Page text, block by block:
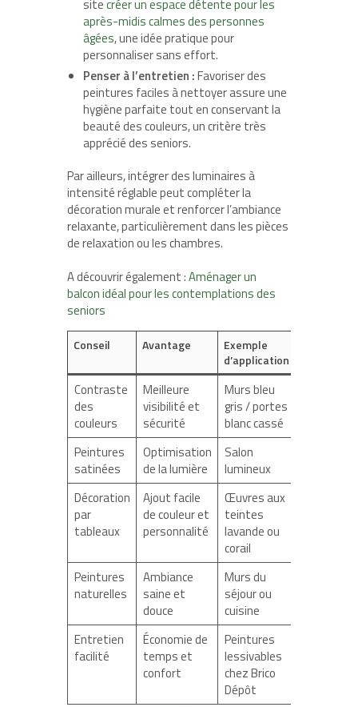
sitecréer un espace détente pour les
après-midis calmes des personnes
âgées, une idée pratique pour
personnaliser sans effort.
Penser à l’entretien :Favoriser des
peintures faciles à nettoyer assure une
hygiène parfaite tout en conservant la
beauté des couleurs, un critère très
apprécié des seniors.
Par ailleurs, intégrer des luminaires à
intensité réglable peut compléter la
décoration murale et renforcer l’ambiance
relaxante, particulièrement dans les pièces
de relaxation ou les chambres.
A découvrir également :Aménager un
balcon idéal pour les contemplations des
seniors
Conseil Avantage
Exemple
d’application
Contraste
des
couleurs
Meilleure
visibilité et
sécurité
Murs bleu
gris / portes
blanc cassé
Peintures
satinées
Optimisation
de la lumière
Salon
lumineux
Décoration
par
tableaux
Ajout facile
de couleur et
personnalité
Œuvres aux
teintes
lavande ou
corail
Peintures
naturelles
Ambiance
saine et
douce
Murs du
séjour ou
cuisine
Entretien
facilité
Économie de
temps et
confort
Peintures
lessivables
chez Brico
Dépôt